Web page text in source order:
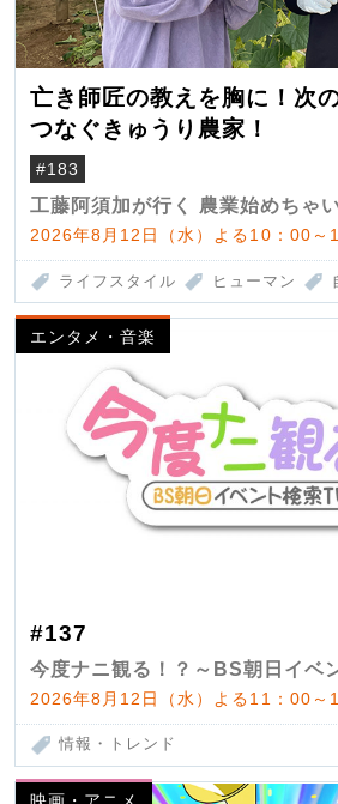
亡き師匠の教えを胸に！次
つなぐきゅうり農家！
#183
工藤阿須加が行く 農業始めちゃ
2026年8月12日（水）よる10：00～
ライフスタイル ヒューマン
エンタメ・音楽
#137
今度ナニ観る！？～BS朝日イベ
2026年8月12日（水）よる11：00～
情報・トレンド
映画・アニメ